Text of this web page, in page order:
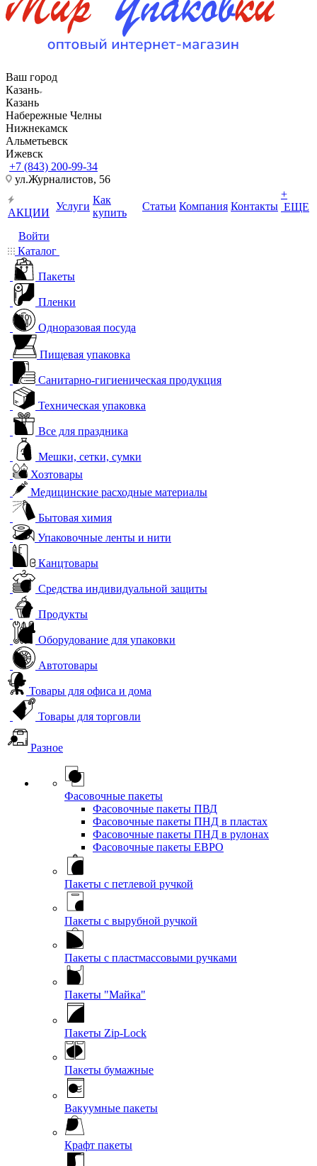
Ваш город
Казань
Казань
Набережные Челны
Нижнекамск
Альметьевск
Ижевск
+7 (843) 200-99-34
ул.Журналистов, 56
АКЦИИ
Услуги
Как
купить
Статьи Компания Контакты
+
ЕЩЕ
Войти
Каталог
Пакеты
Пленки
Одноразовая посуда
Пищевая упаковка
Санитарно-гигиеническая продукция
Техническая упаковка
Все для праздника
Мешки, сетки, сумки
Хозтовары
Медицинские расходные материалы
Бытовая химия
Упаковочные ленты и нити
Канцтовары
Средства индивидуальной защиты
Продукты
Оборудование для упаковки
Автотовары
Товары для офиса и дома
Товары для торговли
Разное
Фасовочные пакеты
Фасовочные пакеты ПВД
Фасовочные пакеты ПНД в пластах
Фасовочные пакеты ПНД в рулонах
Фасовочные пакеты ЕВРО
Пакеты с петлевой ручкой
Пакеты с вырубной ручкой
Пакеты с пластмассовыми ручками
Пакеты "Майка"
Пакеты Zip-Lock
Пакеты бумажные
Вакуумные пакеты
Крафт пакеты